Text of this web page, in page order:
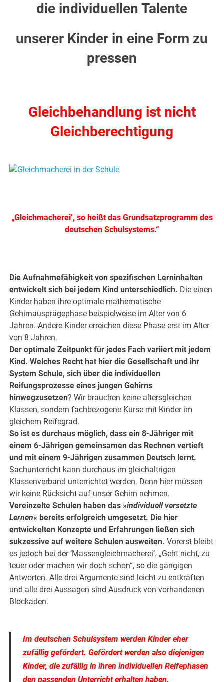
die individuellen Talente
unserer Kinder in eine Form zu
pressen
Gleichbehandlung ist nicht
Gleichberechtigung
„Gleichmacherei’, so heißt das Grundsatzprogramm des
deutschen Schulsystems.“
Die Aufnahmefähigkeit von spezifischen Lerninhalten
entwickelt sich bei jedem Kind unterschiedlich. Die einen
Kinder haben ihre optimale mathematische
Gehirnausprägephase beispielweise im Alter von 6
Jahren. Andere Kinder erreichen diese Phase erst im Alter
von 8 Jahren.
Der optimale Zeitpunkt für jedes Fach variiert mit jedem
Kind. Welches Recht hat hier die Gesellschaft und ihr
System Schule, sich über die individuellen
Reifungsprozesse eines jungen Gehirns
hinwegzusetzen? Wir brauchen keine altersgleichen
Klassen, sondern fachbezogene Kurse mit Kinder im
gleichem Reifegrad.
So ist es durchaus möglich, dass ein 8-Jähriger mit
einem 6-Jährigen gemeinsamen das Rechnen vertieft
und mit einem 9-Jährigen zusammen Deutsch lernt.
Sachunterricht kann durchaus im gleichaltrigen
Klassenverband unterrichtet werden. Denn hier müssen
wir keine Rücksicht auf unser Gehirn nehmen.
Vereinzelte Schulen haben das »individuell versetzte
Lernen« bereits erfolgreich umgesetzt. Die hier
entwickelten Konzepte und Erfahrungen ließen sich
sukzessive auf weitere Schulen ausweiten. Vorerst bleibt
es jedoch bei der ’Massengleichmacherei’. „Geht nicht, zu
teuer oder machen wir doch schon“, so die gängigen
Antworten. Alle drei Argumente sind leicht zu entkräften
und alle drei Aussagen sind Ausdruck von vorhandenen
Blockaden.
Im deutschen Schulsystem werden Kinder eher
zufällig gefördert. Gefördert werden also diejenigen
Kinder, die zufällig in ihren individuellen Reifephasen
den passenden Unterricht erhalten haben.